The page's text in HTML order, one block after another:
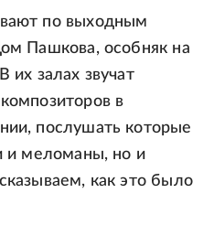
по выходным
Пашкова, особняк на
залах звучат
в
послушать которые
и меломаны, но и
как это было